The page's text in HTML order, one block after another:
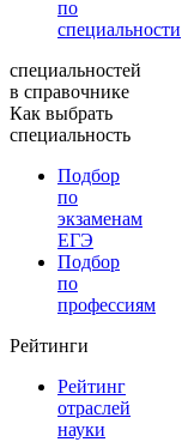
по
специальности
специальностей
в справочнике
Как выбрать
специальность
Подбор
по
экзаменам
ЕГЭ
Подбор
по
профессиям
Рейтинги
Рейтинг
отраслей
науки